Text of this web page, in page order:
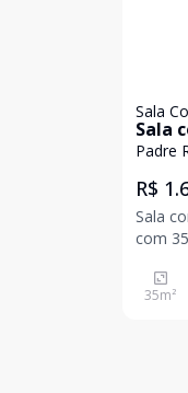
Sala
Sala
Padre
R$
Sala
com
bairro
35m²